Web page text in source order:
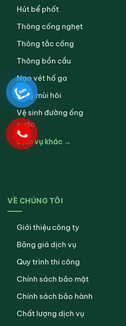
Hút bể phốt
Thông cống nghẹt
Thông tắc cống
Thông bồn cầu
Nạo vét hố ga
Xử lý mùi hôi
Vệ sinh đường ống
nước
Dịch vụ khác →
VỀ CHÚNG TÔI
Giới thiệu công ty
Bảng giá dịch vụ
Quy trình thi công
Chính sách bảo mật
Chính sách bảo hành
Chất lượng dịch vụ